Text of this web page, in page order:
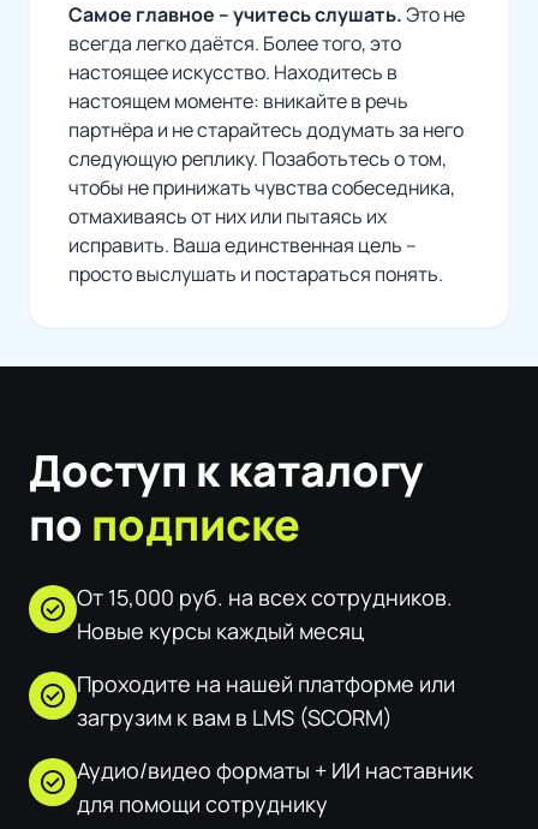
Самое главное – учитесь слушать.Это не
всегда легко даётся. Более того, это
настоящее искусство. Находитесь в
настоящем моменте: вникайте в речь
партнёра и не старайтесь додумать за него
следующую реплику. Позаботьтесь о том,
чтобы не принижать чувства собеседника,
отмахиваясь от них или пытаясь их
исправить. Ваша единственная цель –
просто выслушать и постараться понять.
Доступ к каталогу
по подписке
check_circle От 15,000 руб. на всех сотрудников.
Новые курсы каждый месяц
check_circle Проходите на нашей платформе или
загрузим к вам в LMS (SCORM)
check_circle Аудио/видео форматы + ИИ наставник
для помощи сотруднику